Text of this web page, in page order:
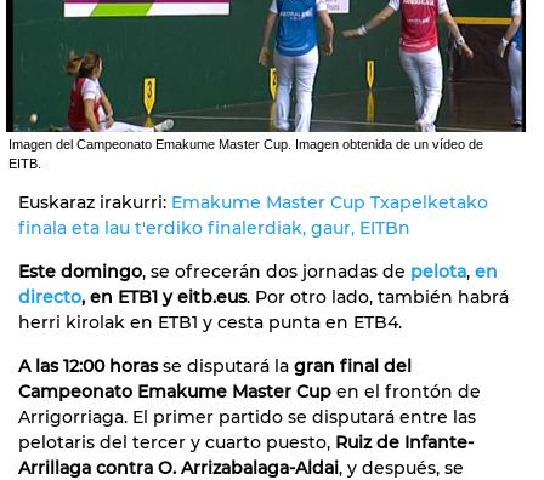
Imagen del Campeonato Emakume Master Cup. Imagen obtenida de un vídeo de
EITB.
Euskaraz irakurri: Emakume Master Cup Txapelketako
finala eta lau t'erdiko finalerdiak, gaur, EITBn
Este domingo, se ofrecerán dos jornadas de pelota, en
directo, en ETB1 y eitb.eus. Por otro lado, también habrá
herri kirolak en ETB1 y cesta punta en ETB4.
A las 12:00 horasse disputará la gran final del
Campeonato Emakume Master Cup en el frontón de
Arrigorriaga. El primer partido se disputará entre las
pelotaris del tercer y cuarto puesto, Ruiz de Infante-
Arrillaga contra O. Arrizabalaga-Aldai, y después, se